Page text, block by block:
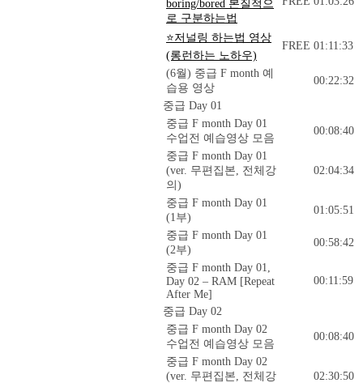
boring/bored 본질적으
로 구분하는법
⭐저널링 하는법 영상
(롱런하는 노하우)
FREE 01:11:33
(6월) 중급 F month 예
습용 영상
00:22:32
중급 Day 01
중급 F month Day 01
수업전 예습영상 모음
00:08:40
중급 F month Day 01
(ver. 무편집본, 전체강
의)
02:04:34
중급 F month Day 01
(1부)
01:05:51
중급 F month Day 01
(2부)
00:58:42
중급 F month Day 01,
Day 02 – RAM [Repeat
After Me]
00:11:59
중급 Day 02
중급 F month Day 02
수업전 예습영상 모음
00:08:40
중급 F month Day 02
(ver. 무편집본, 전체강
02:30:50